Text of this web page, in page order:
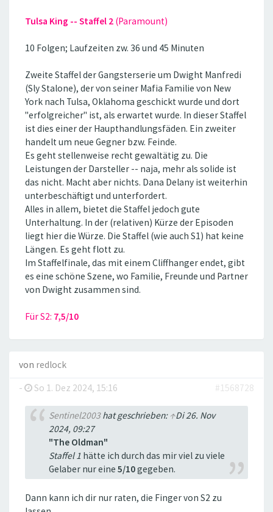
Tulsa King -- Staffel 2 (Paramount)
10 Folgen; Laufzeiten zw. 36 und 45 Minuten
Zweite Staffel der Gangsterserie um Dwight Manfredi
(Sly Stalone), der von seiner Mafia Familie von New
York nach Tulsa, Oklahoma geschickt wurde und dort
''erfolgreicher'' ist, als erwartet wurde. In dieser Staffel
ist dies einer der Haupthandlungsfäden. Ein zweiter
handelt um neue Gegner bzw. Feinde.
Es geht stellenweise recht gewaltätig zu. Die
Leistungen der Darsteller -- naja, mehr als solide ist
das nicht. Macht aber nichts. Dana Delany ist weiterhin
unterbeschäftigt und unterfordert.
Alles in allem, bietet die Staffel jedoch gute
Unterhaltung. In der (relativen) Kürze der Episoden
liegt hier die Würze. Die Staffel (wie auch S1) hat keine
Längen. Es geht flott zu.
Im Staffelfinale, das mit einem Cliffhanger endet, gibt
es eine schöne Szene, wo Familie, Freunde und Partner
von Dwight zusammen sind.
Für S2: 7,5/10
von redlock
-
So 1. Dez 2024, 15:16 #1568728
Sentinel2003hat geschrieben: ↑Di 26. Nov
2024, 09:27
"The Oldman"
Staffel 1 hätte ich durch das mir viel zu viele
Gelaber nur eine 5/10gegeben.
Dann kann ich dir nur raten, die Finger von S2 zu